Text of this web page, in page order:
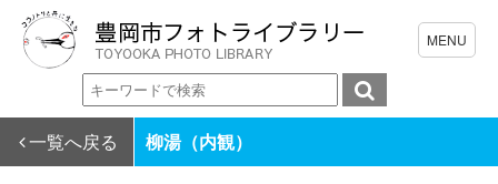
一覧へ戻る 柳湯（内観）